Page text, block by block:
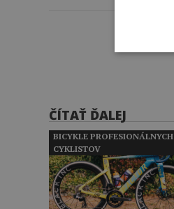
ČÍTAŤ ĎALEJ
BICYKLE PROFESIONÁLNYCH
CYKLISTOV